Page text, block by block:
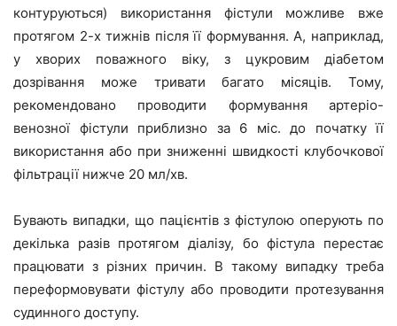
контуруються) використання фістули можливе вже
протягом 2-х тижнів після її формування. А, наприклад,
у хворих поважного віку, з цукровим діабетом
дозрівання може тривати багато місяців. Тому,
рекомендовано проводити формування артеріо-
венозної фістули приблизно за 6 міс. до початку її
використання або при зниженні швидкості клубочкової
фільтрації нижче 20 мл/хв.
Бувають випадки, що пацієнтів з фістулою оперують по
декілька разів протягом діалізу, бо фістула перестає
працювати з різних причин. В такому випадку треба
переформовувати фістулу або проводити протезування
судинного доступу.